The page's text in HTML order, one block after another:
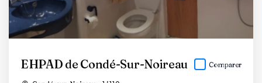
EHPAD de Condé-Sur-Noireau Comparer